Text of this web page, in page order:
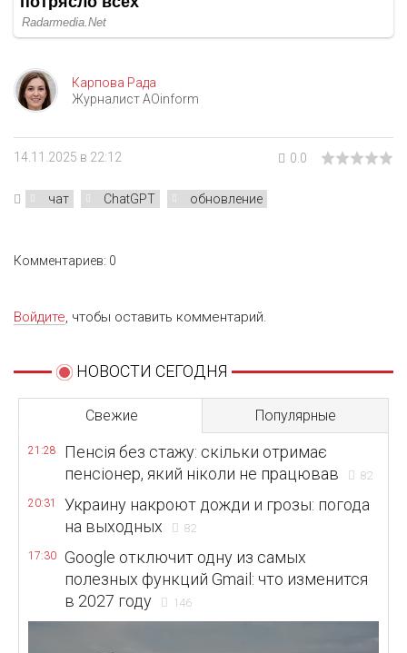
Карпова Рада
Журналист AOinform
14.11.2025 в 22:12 0.0
чат ChatGPT обновление
Комментариев: 0
Войдите, чтобы оставить комментарий.
НОВОСТИ СЕГОДНЯ
Свежие Популярные
21:28
Пенсія без стажу: скільки отримає
пенсіонер, який ніколи не працював
82
20:31
Украину накроют дожди и грозы: погода
на выходных
82
17:30
Google отключит одну из самых
полезных функций Gmail: что изменится
в 2027 году
146